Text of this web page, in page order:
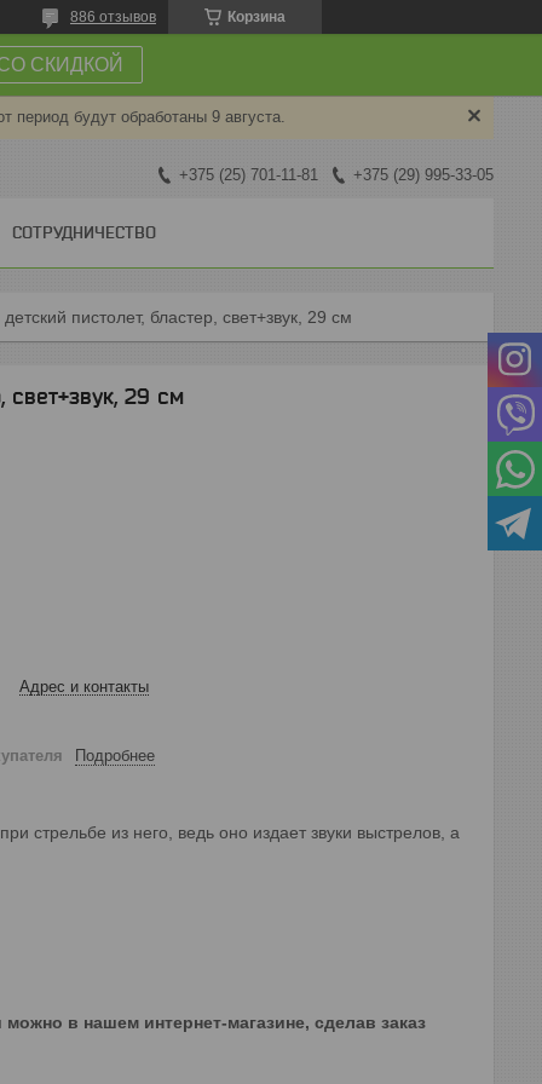
Корзина
886 отзывов
СКИДКОЙ
период будут обработаны 9 августа.
+375 (25) 701-11-81 +375 (29) 995-33-05
СОТРУДНИЧЕСТВО
пистолет, бластер, свет+звук, 29 см
свет+звук, 29 см
Адрес и контакты
Подробнее
стрельбе из него, ведь оно издает звуки выстрелов, а
в нашем интернет-магазине, сделав заказ